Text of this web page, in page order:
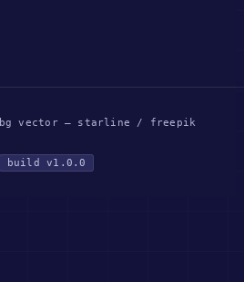
bg vector — starline / freepik
build v1.0.0